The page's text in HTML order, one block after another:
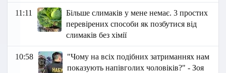
11:11
Більше слимаків у мене немає. 3 простих
перевірених способи як позбутися від
слимаків без хімії
10:58
"Чому на всіх подібних затриманнях нам
показують напівголих чоловіків?" - Зоя